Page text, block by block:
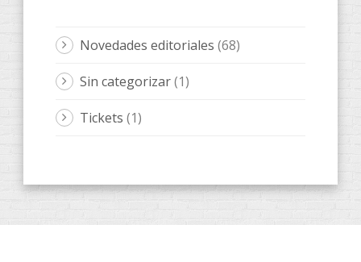
Novedades editoriales (68)
Sin categorizar(1)
Tickets (1)